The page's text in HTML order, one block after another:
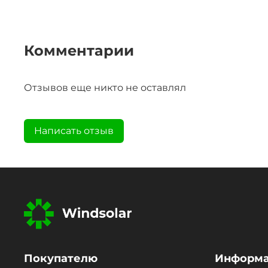
Комментарии
Отзывов еще никто не оставлял
Написать отзыв
Покупателю